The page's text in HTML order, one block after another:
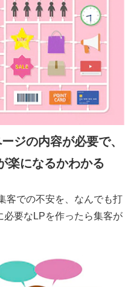
ジの内容が必要で、
楽になるかわかる
客での不安を、なんでも打
必要なLPを作ったら集客が